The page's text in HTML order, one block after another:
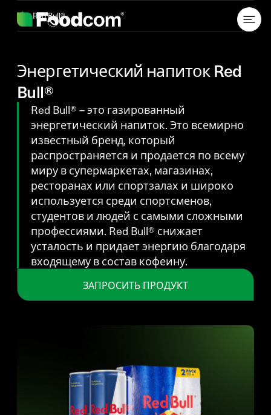
Red Bull®
Энергетический напиток Red
Bull®
Red Bull® – это газированный
энергетический напиток. Это всемирно
известный бренд, который
распространяется и продается по всему
миру в супермаркетах, магазинах,
ресторанах или спортзалах и широко
используется среди спортсменов,
студентов и людей с самыми сложными
профессиями. Red Bull® снижает
усталость и придает энергию благодаря
входящему в состав кофеину.
ЗАПРОСИТЬ ПРОДУКТ